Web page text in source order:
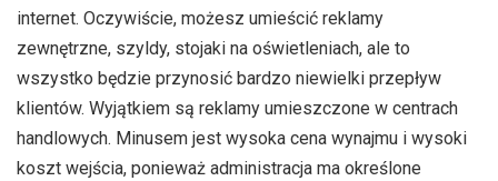
internet. Oczywiście, możesz umieścić reklamy
zewnętrzne, szyldy, stojaki na oświetleniach, ale to
wszystko będzie przynosić bardzo niewielki przepływ
klientów. Wyjątkiem są reklamy umieszczone w centrach
handlowych. Minusem jest wysoka cena wynajmu i wysoki
koszt wejścia, ponieważ administracja ma określone